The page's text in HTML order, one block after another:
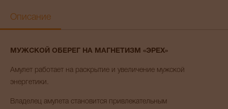
Описание
МУЖСКОЙ ОБЕРЕГ НА МАГНЕТИЗМ «ЭРЕХ»
Амулет работает на раскрытие и увеличение мужской
энергетики.
Владелец амулета становится привлекательным